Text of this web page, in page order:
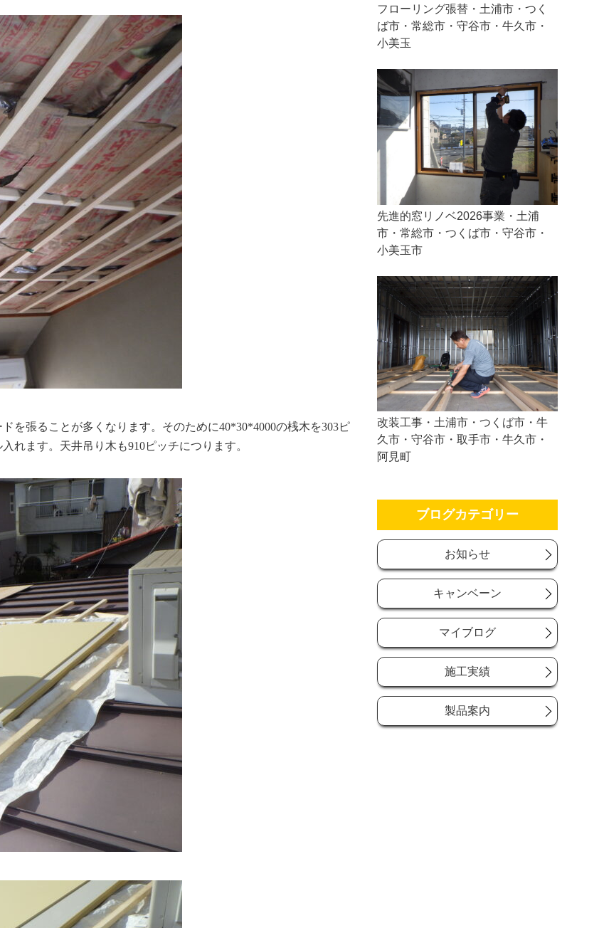
張ることが多くなります。そのために40*30*4000の桟木を303ピ
れます。天井吊り木も910ピッチにつります。
フローリング張替・土浦市・つく
ば市・常総市・守谷市・牛久市・
小美玉
先進的窓リノベ2026事業・土浦
市・常総市・つくば市・守谷市・
小美玉市
改装工事・土浦市・つくば市・牛
久市・守谷市・取手市・牛久市・
阿見町
ブログカテゴリー
お知らせ
キャンベーン
マイブログ
施工実績
製品案内